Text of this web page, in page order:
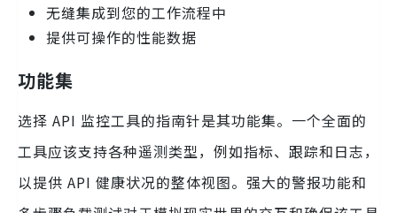
无缝集成到您的工作流程中
提供可操作的性能数据
功能集
选择 API 监控工具的指南针是其功能集。一个全面的
工具应该支持各种遥测类型，例如指标、跟踪和日志，
以提供 API 健康状况的整体视图。强大的警报功能和